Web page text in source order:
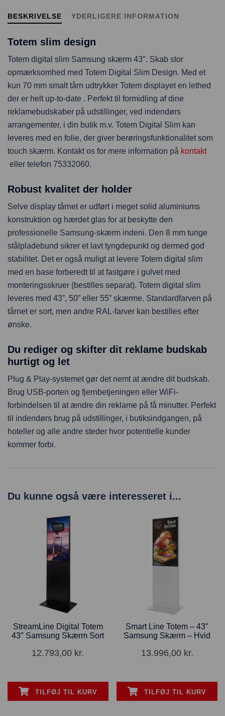
BESKRIVELSE YDERLIGERE INFORMATION
Totem slim design
Totem digital slim Samsung skærm 43″. Skab stor
opmærksomhed med Totem Digital Slim Design. Med et
kun 70 mm smalt tårn udtrykker Totem displayet en lethed
der er helt up-to-date . Perfekt til formidling af dine
reklamebudskaber på udstillinger, ved indendørs
arrangementer, i din butik m.v. Totem Digital Slim kan
leveres med en folie, der giver berøringsfunktionalitet som
touch skærm. Kontakt os for mere information på kontakt
eller telefon 75332060.
Robust kvalitet der holder
Selve display tårnet er udført i meget solid aluminiums
konstruktion og hærdet glas for at beskytte den
professionelle Samsung-skærm indeni. Den 8 mm tunge
stålpladebund sikrer et lavt tyngdepunkt og dermed god
stabilitet. Det er også muligt at levere Totem digital slim
med en base forberedt til at fastgøre i gulvet med
monteringsskruer (bestilles separat). Totem digital slim
leveres med 43”, 50” eller 55” skærme. Standardfarven på
tårnet er sort, men andre RAL-farver kan bestilles efter
ønske.
Du rediger og skifter dit reklame budskab
hurtigt og let
Plug & Play-systemet gør det nemt at ændre dit budskab.
Brug USB-porten og fjernbetjeningen eller WiFi-
forbindelsen til at ændre din reklame på få minutter. Perfekt
til indendørs brug på udstillinger, i butiksindgangen, på
hoteller og alle andre steder hvor potentielle kunder
kommer forbi.
Du kunne også være interesseret i...
StreamLine Digital Totem
43″ Samsung Skærm Sort
12.793,00 kr.
TILFØJ TIL KURV
Smart Line Totem – 43″
Samsung Skærm – Hvid
13.996,00 kr.
TILFØJ TIL KURV